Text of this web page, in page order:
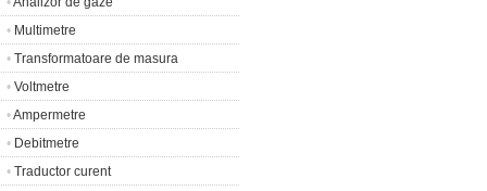
• Multimetre
• Transformatoare de masura
• Voltmetre
•Ampermetre
• Debitmetre
• Traductor curent